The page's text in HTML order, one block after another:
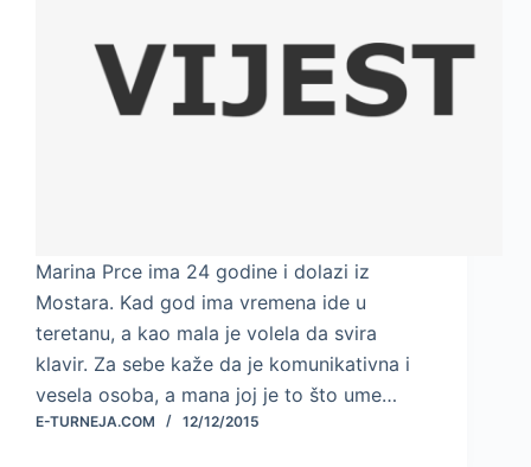
Marina Prce ima 24 godine i dolazi iz
Mostara. Kad god ima vremena ide u
teretanu, a kao mala je volela da svira
klavir. Za sebe kaže da je komunikativna i
vesela osoba, a mana joj je to što ume…
E-TURNEJA.COM 12/12/2015